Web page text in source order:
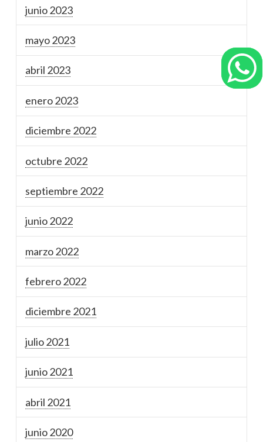
junio 2023
mayo 2023
abril 2023
enero 2023
diciembre 2022
octubre 2022
septiembre 2022
junio 2022
marzo 2022
febrero 2022
diciembre 2021
julio 2021
junio 2021
abril 2021
junio 2020